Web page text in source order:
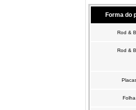
Forma do
Rod &
Rod &
Folha